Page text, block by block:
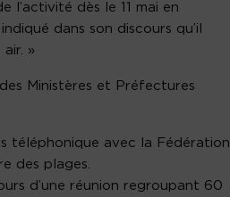
l’activité dès le 11 mai en
dans son discours qu’il
»
Ministères et Préfectures
téléphonique avec la Fédération
des plages.
d’une réunion regroupant 60